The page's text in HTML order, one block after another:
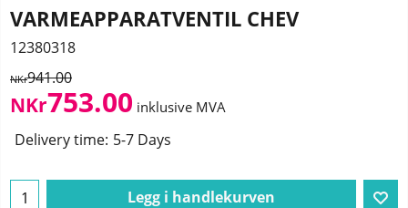
VARMEAPPARATVENTIL CHEV
12380318
NKr941.00
NKr753.00 inklusive MVA
Delivery time: 5-7 Days
Legg i handlekurven